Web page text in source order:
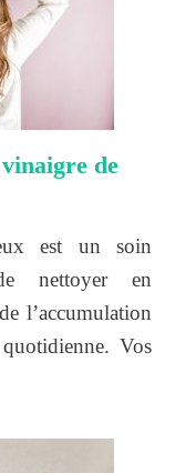
de
est un soin
nettoyer en
l’accumulation
Vos